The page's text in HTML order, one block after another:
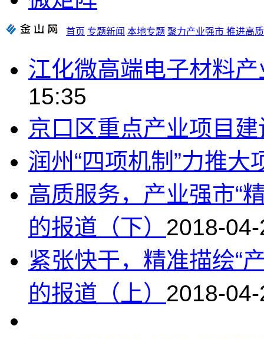
首页 专题新闻 本地专题 聚力产业强市 推进高
江化微高端电子材料
15:35
京口区重点产业项目
润州“四项机制”力推大
高质服务，产业强市“
的报道（下） 2018-
紧张快干，精准描绘“
的报道（上） 2018-